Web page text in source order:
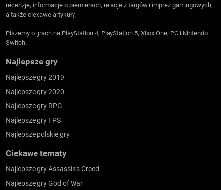
recenzje, informacje o premierach, relacje z targów i imprez gamingowych,
a także ciekawe artykuły.
Piszemy o grach na PlayStation 4, PlayStation 5, Xbox One, PC i Nintendo
Switch.
Najlepsze gry
Najlepsze gry 2019
Najlepsze gry 2020
Najlepsze gry RPG
Najlepsze gry FPS
Najlepsze polskie gry
Ciekawe tematy
Najlepsze gry Assassin’s Creed
Najlepsze gry God of War